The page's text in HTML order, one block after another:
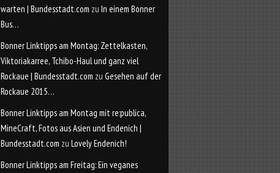
warten | Bundesstadt.com zu In einem Bonner
Bus…
Bonner Linktipps am Montag: Zettelkasten,
Viktoriakarree, Tchibo-Haul und ganz viel
Rockaue | Bundesstadt.com zu Gesehen auf der
Rockaue 2015…
Bonner Linktipps am Montag mit re:publica,
MineCraft, Fotos aus Asien und Endenich |
Bundesstadt.com zu Lovely Endenich!
Bonner Linktipps am Freitag: Ein veganes